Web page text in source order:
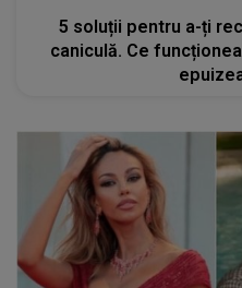
5 soluții pentru a-ți
caniculă. Ce